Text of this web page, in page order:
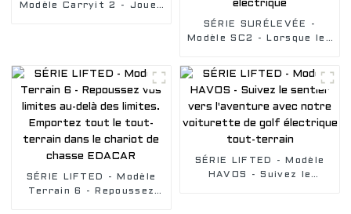
Modèle Carryit 2 - Jouez
SÉRIE SURÉLEVÉE -
Modèle SC2 - Lorsque les
les plus coriaces partent
travaillant avec notre
véhicule utilitaire
électrique
SÉRIE LIFTED - Modèle
Terrain 6 - Repoussez
SÉRIE LIFTED - Modèle
HAVOS - Suivez le